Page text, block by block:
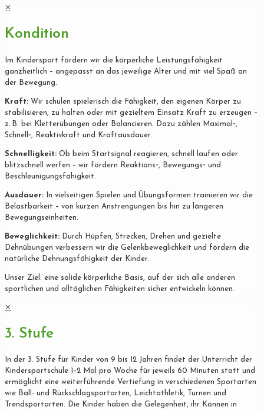
✕
Kondition
Im Kindersport fördern wir die körperliche Leistungsfähigkeit
ganzheitlich – angepasst an das jeweilige Alter und mit viel Spaß an
der Bewegung.
Kraft: Wir schulen spielerisch die Fähigkeit, den eigenen Körper zu
stabilisieren, zu halten oder mit gezieltem Einsatz Kraft zu erzeugen –
z. B. bei Kletterübungen oder Balancieren. Dazu zählen Maximal‐,
Schnell‐, Reaktivkraft und Kraftausdauer.
Schnelligkeit: Ob beim Startsignal reagieren, schnell laufen oder
blitzschnell werfen – wir fördern Reaktions‐, Bewegungs‐ und
Beschleunigungsfähigkeit.
Ausdauer: In vielseitigen Spielen und Übungsformen trainieren wir die
Belastbarkeit – von kurzen Anstrengungen bis hin zu längeren
Bewegungseinheiten.
Beweglichkeit: Durch Hüpfen, Strecken, Drehen und gezielte
Dehnübungen verbessern wir die Gelenkbeweglichkeit und fördern die
natürliche Dehnungsfähigkeit der Kinder.
Unser Ziel: eine solide körperliche Basis, auf der sich alle anderen
sportlichen und alltäglichen Fähigkeiten sicher entwickeln können.
✕
3. Stufe
In der 3. Stufe für Kinder von 9 bis 12 Jahren findet der Unterricht der
Kindersportschule 1–2 Mal pro Woche für jeweils 60 Minuten statt und
ermöglicht eine weiterführende Vertiefung in verschiedenen Sportarten
wie Ball- und Rückschlagsportarten, Leichtathletik, Turnen und
Trendsportarten. Die Kinder haben die Gelegenheit, ihr Können in